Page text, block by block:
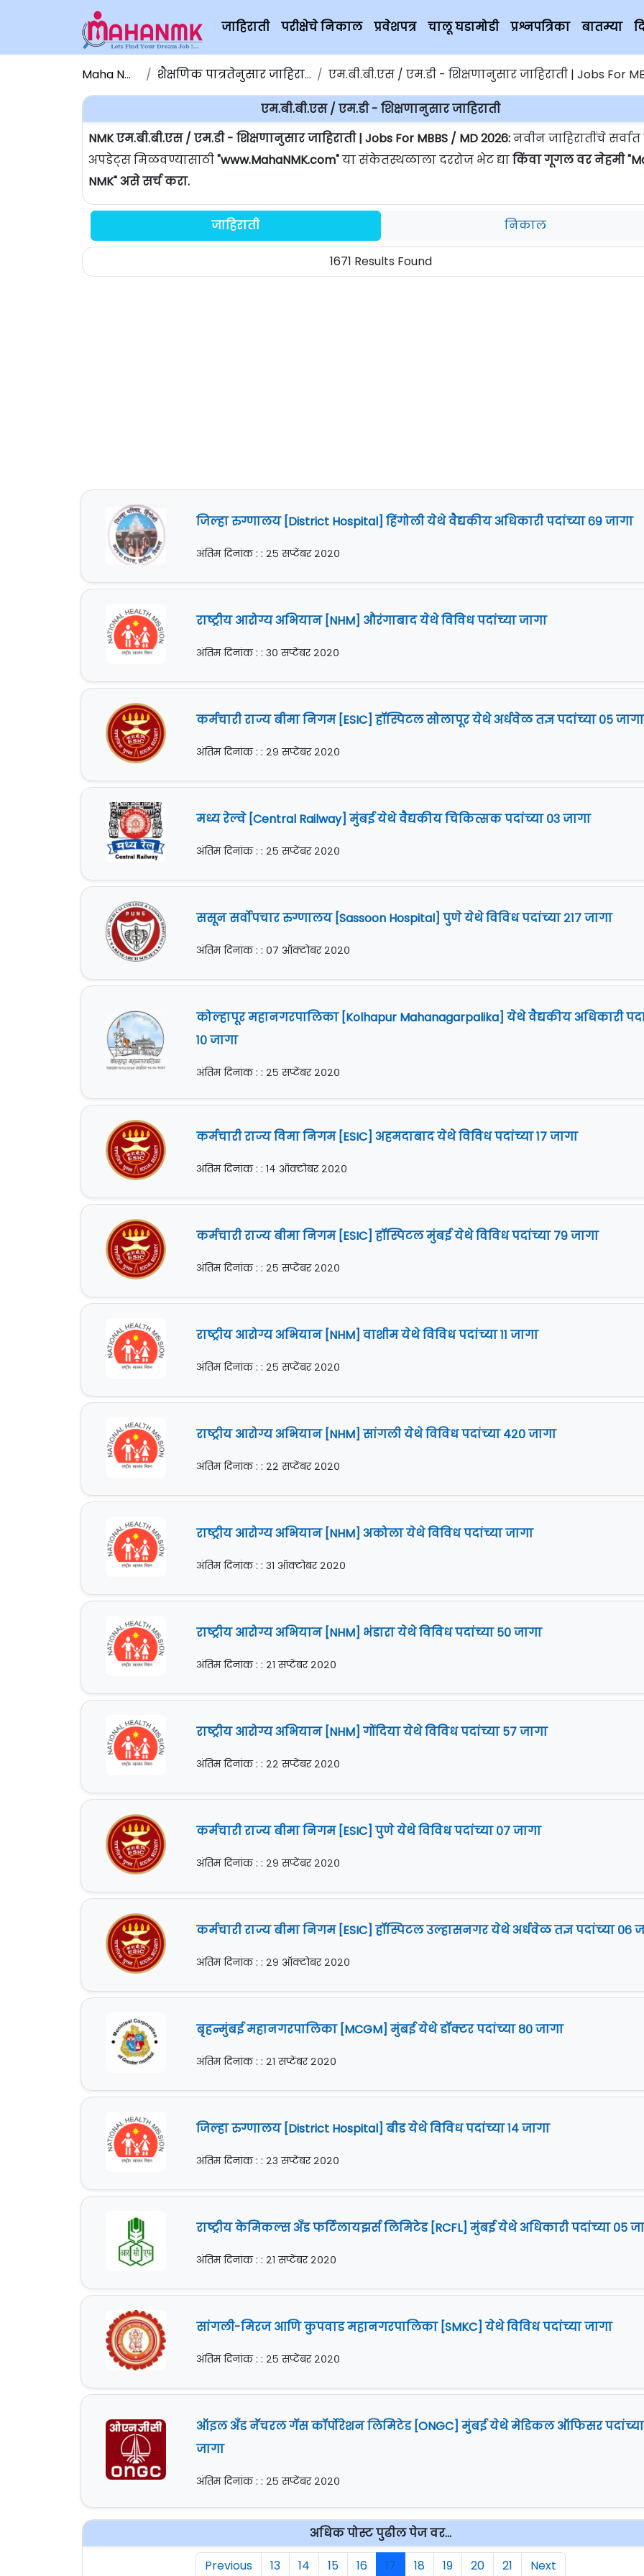
जाहिराती परीक्षेचे निकाल प्रवेशपत्र चालू घडामोडी प्रश्नपत्रिका बातम्या
Maha NMK शैक्षणिक पात्रतेनुसार जाहिराती एम.बी.बी.एस / एम.डी - शिक्षणानुसार जाहिराती | Jobs For
एम.बी.बी.एस / एम.डी - शिक्षणानुसार जाहिराती
NMK एम.बी.बी.एस / एम.डी - शिक्षणानुसार जाहिराती | Jobs For MBBS / MD 2026:नवीन जाहिरातींचे
अपडेट्स मिळवण्यासाठी"www.MahaNMK.com"या संकेतस्थळाला दररोज भेट द्याकिंवा गूगल वर नेहमी
NMK" असे सर्च करा.
जाहिराती निकाल
1671 Results Found
जिल्हा रुग्णालय [District Hospital] हिंगोली येथे वैद्यकीय अधिकारी पदांच्या ६९ जागा
अंतिम दिनांक : : २५ सप्टेंबर २०२०
राष्ट्रीय आरोग्य अभियान [NHM] औरंगाबाद येथे विविध पदांच्या जागा
अंतिम दिनांक : : ३० सप्टेंबर २०२०
कर्मचारी राज्य बीमा निगम [ESIC] हॉस्पिटल सोलापूर येथे अर्धवेळ तज्ञ पदांच्या ०५ जागा
अंतिम दिनांक : : २९ सप्टेंबर २०२०
मध्य रेल्वे [Central Railway] मुंबई येथे वैद्यकीय चिकित्सक पदांच्या ०३ जागा
अंतिम दिनांक : : २५ सप्टेंबर २०२०
ससून सर्वोपचार रुग्णालय [Sassoon Hospital] पुणे येथे विविध पदांच्या २१७ जागा
अंतिम दिनांक : : ०७ ऑक्टोबर २०२०
कोल्हापूर महानगरपालिका [Kolhapur Mahanagarpalika] येथे वैद्यकीय अधिकारी
१० जागा
अंतिम दिनांक : : २५ सप्टेंबर २०२०
कर्मचारी राज्य विमा निगम [ESIC] अहमदाबाद येथे विविध पदांच्या १७ जागा
अंतिम दिनांक : : १४ ऑक्टोबर २०२०
कर्मचारी राज्य बीमा निगम [ESIC] हॉस्पिटल मुंबई येथे विविध पदांच्या ७९ जागा
अंतिम दिनांक : : २५ सप्टेंबर २०२०
राष्ट्रीय आरोग्य अभियान [NHM] वाशीम येथे विविध पदांच्या ११ जागा
अंतिम दिनांक : : २५ सप्टेंबर २०२०
राष्ट्रीय आरोग्य अभियान [NHM] सांगली येथे विविध पदांच्या ४२० जागा
अंतिम दिनांक : : २२ सप्टेंबर २०२०
राष्ट्रीय आरोग्य अभियान [NHM] अकोला येथे विविध पदांच्या जागा
अंतिम दिनांक : : ३१ ऑक्टोबर २०२०
राष्ट्रीय आरोग्य अभियान [NHM] भंडारा येथे विविध पदांच्या ५० जागा
अंतिम दिनांक : : २१ सप्टेंबर २०२०
राष्ट्रीय आरोग्य अभियान [NHM] गोंदिया येथे विविध पदांच्या ५७ जागा
अंतिम दिनांक : : २२ सप्टेंबर २०२०
कर्मचारी राज्य बीमा निगम [ESIC] पुणे येथे विविध पदांच्या ०७ जागा
अंतिम दिनांक : : २९ सप्टेंबर २०२०
कर्मचारी राज्य बीमा निगम [ESIC] हॉस्पिटल उल्हासनगर येथे अर्धवेळ तज्ञ पदांच्या ०६
अंतिम दिनांक : : २९ ऑक्टोबर २०२०
बृहन्मुंबई महानगरपालिका [MCGM] मुंबई येथे डॉक्टर पदांच्या ८० जागा
अंतिम दिनांक : : २१ सप्टेंबर २०२०
जिल्हा रुग्णालय [District Hospital] बीड येथे विविध पदांच्या १४ जागा
अंतिम दिनांक : : २३ सप्टेंबर २०२०
राष्ट्रीय केमिकल्स अँड फर्टिलायझर्स लिमिटेड [RCFL] मुंबई येथे अधिकारी पदांच्या ०५
अंतिम दिनांक : : २१ सप्टेंबर २०२०
सांगली-मिरज आणि कुपवाड महानगरपालिका [SMKC] येथे विविध पदांच्या जागा
अंतिम दिनांक : : २५ सप्टेंबर २०२०
ऑइल अँड नॅचरल गॅस कॉर्पोरेशन लिमिटेड [ONGC] मुंबई येथे मेडिकल ऑफिसर
जागा
अंतिम दिनांक : : २५ सप्टेंबर २०२०
अधिक पोस्ट पुढील पेज वर...
Previous
13 14 15 16 17 18 19 20 21 Next